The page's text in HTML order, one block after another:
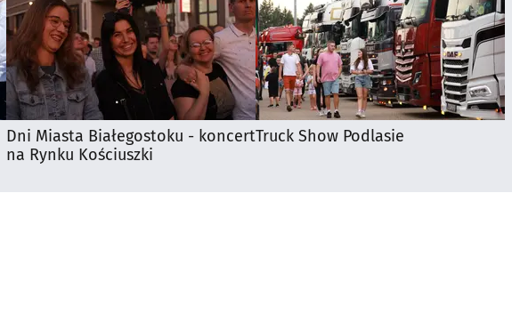
Dni Miasta Białegostoku - koncert
na Rynku Kościuszki
Truck Show Podlasie